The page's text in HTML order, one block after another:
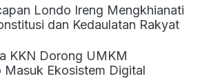
Londo Ireng Mengkhianati
dan Kedaulatan Rakyat
KKN Dorong UMKM
Masuk Ekosistem Digital